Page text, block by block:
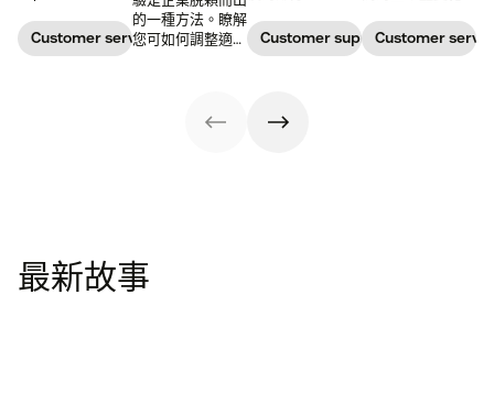
where we'll
explore how (and
Customer service metrics
的一種方法。瞭解
您可如何調整適應
Customer support management
力。Customer
最新故事